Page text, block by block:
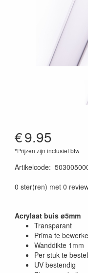
€9.95
*Prijzen zijn inclusief btw
Artikelcode:
0 ster(ren) met 0
Acrylaat buis ø5mm
Transparant
Prima te
Wanddikte 1mm
Per stuk te
UV bestendig